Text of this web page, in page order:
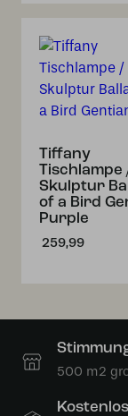
Tiffany
Tischlampe
Skulptur
of a Bird
Purple
259,99
500 m2